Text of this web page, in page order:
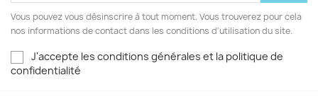
Vous pouvez vous désinscrire à tout moment. Vous trouverez pour cela
nos informations de contact dans les conditions d'utilisation du site.
J'accepte les conditions générales et la politique de
confidentialité